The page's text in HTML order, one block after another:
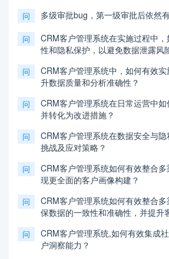
问 多级审批bug，第一级审批后依然
问
CRM客户管理系统在实施过程中
性和隐私保护，以避免数据泄露风
问
CRM客户管理系统中，如何有效
升数据质量和分析准确性？
问
CRM客户管理系统在日常运营中
并转化为改进措施？
问
CRM客户管理系统在数据安全与
挑战及应对策略？
问
CRM客户管理系统如何有效整合
现更全面的客户画像构建？
问
CRM客户管理系统如何有效整合
保数据的一致性和准确性，并提升
问
CRM客户管理系统,如何有效集成
户洞察能力？